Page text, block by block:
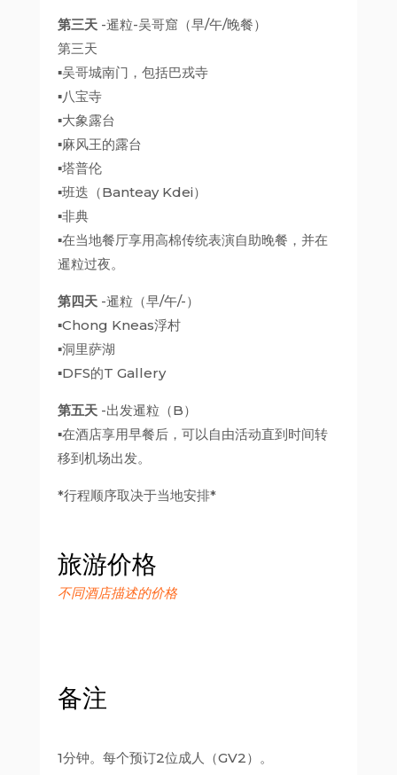
第三天-暹粒-吴哥窟（早/午/晚餐）
第三天
▪吴哥城南门，包括巴戎寺
▪八宝寺
▪大象露台
▪麻风王的露台
▪塔普伦
▪班迭（Banteay Kdei）
▪非典
▪在当地餐厅享用高棉传统表演自助晚餐，并在
暹粒过夜。
第四天-暹粒（早/午/-）
▪Chong Kneas浮村
▪洞里萨湖
▪DFS的T Gallery
第五天-出发暹粒（B）
▪在酒店享用早餐后，可以自由活动直到时间转
移到机场出发。
*行程顺序取决于当地安排*
旅游价格
不同酒店描述的价格
备注
1分钟。每个预订2位成人（GV2）。